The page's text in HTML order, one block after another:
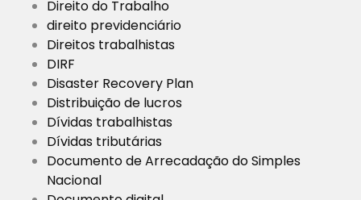
Direito do Trabalho
direito previdenciário
Direitos trabalhistas
DIRF
Disaster Recovery Plan
Distribuição de lucros
Dívidas trabalhistas
Dívidas tributárias
Documento de Arrecadação do Simples
Nacional